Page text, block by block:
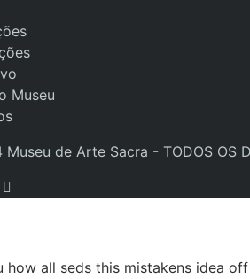
Museu
de Arte Sacra - TODOS OS
how all seds this mistakens idea